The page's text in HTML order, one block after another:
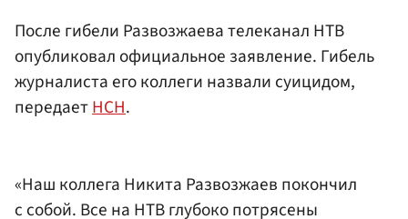
После гибели Развозжаева телеканал НТВ
опубликовал официальное заявление. Гибель
журналиста его коллеги назвали суицидом,
передаетНСН.
«Наш коллега Никита Развозжаев покончил
с собой. Все на НТВ глубоко потрясены